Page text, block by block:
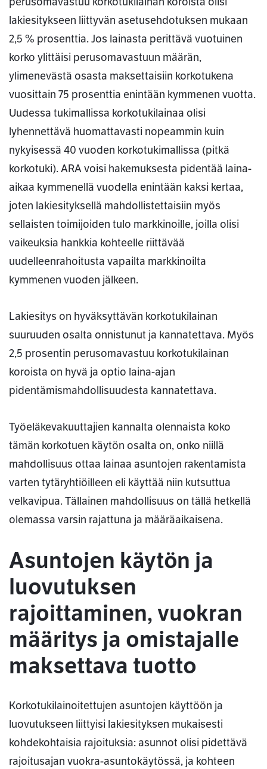
lakiesitykseen liittyvän asetusehdotuksen mukaan
2,5 % prosenttia. Jos lainasta perittävä vuotuinen
korko ylittäisi perusomavastuun määrän,
ylimenevästä osasta maksettaisiin korkotukena
vuosittain 75 prosenttia enintään kymmenen vuotta.
Uudessa tukimallissa korkotukilainaa olisi
lyhennettävä huomattavasti nopeammin kuin
nykyisessä 40 vuoden korkotukimallissa (pitkä
korkotuki). ARA voisi hakemuksesta pidentää laina-
aikaa kymmenellä vuodella enintään kaksi kertaa,
joten lakiesityksellä mahdollistettaisiin myös
sellaisten toimijoiden tulo markkinoille, joilla olisi
vaikeuksia hankkia kohteelle riittävää
uudelleenrahoitusta vapailta markkinoilta
kymmenen vuoden jälkeen.
Lakiesitys on hyväksyttävän korkotukilainan
suuruuden osalta onnistunut ja kannatettava. Myös
2,5 prosentin perusomavastuu korkotukilainan
koroista on hyvä ja optio laina-ajan
pidentämismahdollisuudesta kannatettava.
Työeläkevakuuttajien kannalta olennaista koko
tämän korkotuen käytön osalta on, onko niillä
mahdollisuus ottaa lainaa asuntojen rakentamista
varten tytäryhtiöilleen eli käyttää niin kutsuttua
velkavipua. Tällainen mahdollisuus on tällä hetkellä
olemassa varsin rajattuna ja määräaikaisena.
Asuntojen käytön ja
luovutuksen
rajoittaminen, vuokran
määritys ja omistajalle
maksettava tuotto
Korkotukilainoitettujen asuntojen käyttöön ja
luovutukseen liittyisi lakiesityksen mukaisesti
kohdekohtaisia rajoituksia: asunnot olisi pidettävä
rajoitusajan vuokra-asuntokäytössä, ja kohteen